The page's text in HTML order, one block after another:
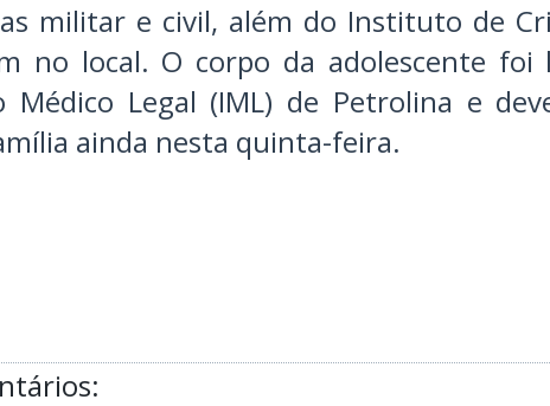
militar e civil, além do Instituto de
no local. O corpo da adolescente foi
Médico Legal (IML) de Petrolina e
ainda nesta quinta-feira.